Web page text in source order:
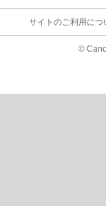
サイトのご利用につ
©